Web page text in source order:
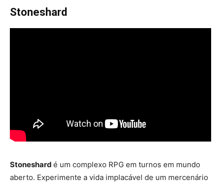
Stoneshard
Stoneshard é um complexo RPG em turnos em mundo
aberto. Experimente a vida implacável de um mercenário